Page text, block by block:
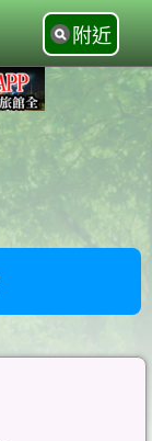
附近